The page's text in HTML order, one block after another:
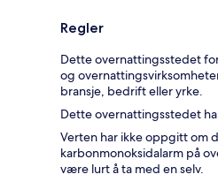
Regler
Dette overnattingsstedet
og
bransje, bedrift eller yrke.
Dette overnattingsstedet
Verten har ikke oppgitt om
karbonmonoksidalarm på
være lurt å ta med en selv.